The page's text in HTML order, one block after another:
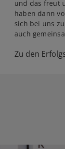
und das freut
haben dann
sich bei uns
auch
Zu den